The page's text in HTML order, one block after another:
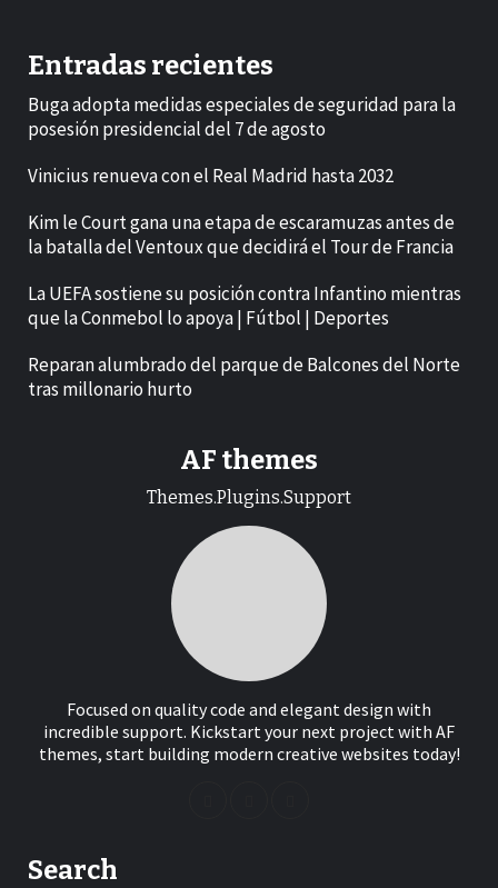
Entradas recientes
Buga adopta medidas especiales de seguridad para la
posesión presidencial del 7 de agosto
Vinicius renueva con el Real Madrid hasta 2032
Kim le Court gana una etapa de escaramuzas antes de
la batalla del Ventoux que decidirá el Tour de Francia
La UEFA sostiene su posición contra Infantino mientras
que la Conmebol lo apoya | Fútbol | Deportes
Reparan alumbrado del parque de Balcones del Norte
tras millonario hurto
AF themes
Themes.Plugins.Support
Focused on quality code and elegant design with
incredible support. Kickstart your next project with AF
themes, start building modern creative websites today!
Search